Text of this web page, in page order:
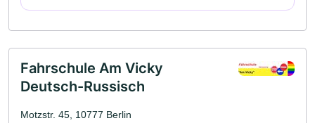
Fahrschule Am Vicky
Deutsch-Russisch
Motzstr. 45, 10777 Berlin